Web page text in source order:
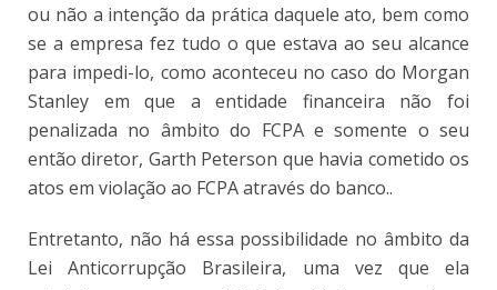
ou não a intenção da prática daquele ato, bem como
se a empresa fez tudo o que estava ao seu alcance
para impedi-lo, como aconteceu no caso do Morgan
Stanley em que a entidade financeira não foi
penalizada no âmbito do FCPA e somente o seu
então diretor, Garth Peterson que havia cometido os
atos em violação ao FCPA através do banco..
Entretanto, não há essa possibilidade no âmbito da
Lei Anticorrupção Brasileira, uma vez que ela